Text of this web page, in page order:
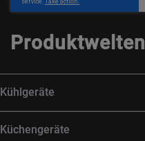
Produktwelten
Kühlgeräte
Küchengeräte